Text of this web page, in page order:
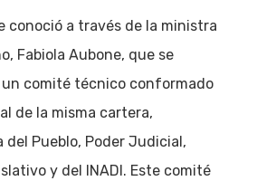
conoció a través de la ministra
Fabiola Aubone, que se
comité técnico conformado
de la misma cartera,
del Pueblo, Poder Judicial,
y del INADI. Este comité